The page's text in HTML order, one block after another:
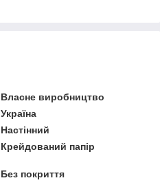
Власне виробництво
Україна
Настінний
Крейдований папір
Без покриття